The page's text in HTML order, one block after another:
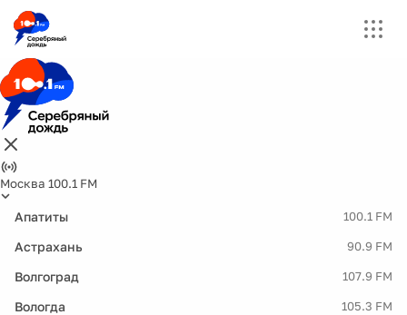
Москва 100.1 FM
Апатиты 100.1 FM
Астрахань 90.9 FM
Волгоград 107.9 FM
Вологда 105.3 FM